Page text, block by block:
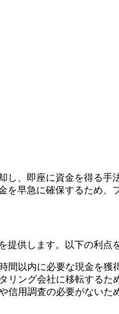
、即座に資金を得る
早急に確保するため、
供します。以下の利点
間以内に必要な現金を獲
リング会社に移転するた
信用調査の必要がないた